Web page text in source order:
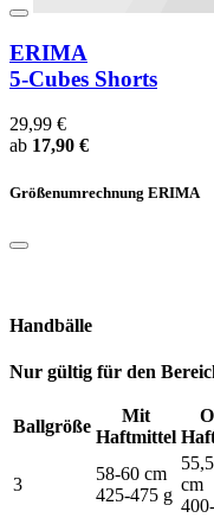
ERIMA
5-Cubes Shorts
29,99 €
ab 17,90 €
Größenumrechnung ERIMA
Handbälle
Nur gültig für den
Ballgröße
Mit
Haftmittel
3
58-60 cm
425-475 g
cm